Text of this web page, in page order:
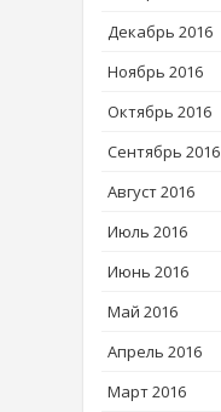
Декабрь 2016
Ноябрь 2016
Октябрь 2016
Сентябрь 2016
Август 2016
Июль 2016
Июнь 2016
Май 2016
Апрель 2016
Март 2016